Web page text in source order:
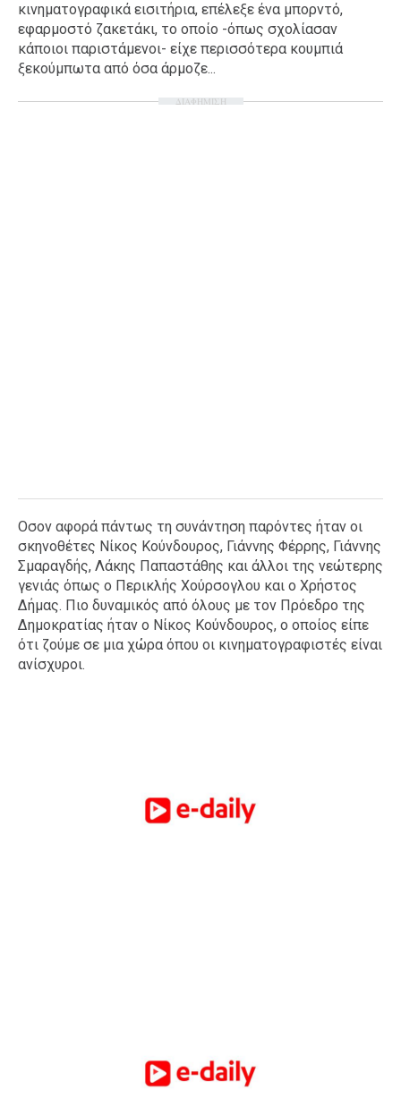
AGENDA
Agenda
Επιλογές
κινηματογραφικά εισιτήρια, επέλεξε ένα μπορντό,
εφαρμοστό ζακετάκι, το οποίο -όπως σχολίασαν
κάποιοι παριστάμενοι- είχε περισσότερα κουμπιά
ξεκούμπωτα από όσα άρμοζε...
ΔΙΑΦΗΜΙΣΗ
Οσον αφορά πάντως τη συνάντηση παρόντες ήταν οι
σκηνοθέτες Νίκος Κούνδουρος, Γιάννης Φέρρης, Γιάννης
Σμαραγδής, Λάκης Παπαστάθης και άλλοι της νεώτερης
γενιάς όπως ο Περικλής Χούρσογλου και ο Χρήστος
Δήμας. Πιο δυναμικός από όλους με τον Πρόεδρο της
Δημοκρατίας ήταν ο Νίκος Κούνδουρος, ο οποίος είπε
ότι ζούμε σε μια χώρα όπου οι κινηματογραφιστές είναι
ανίσχυροι.